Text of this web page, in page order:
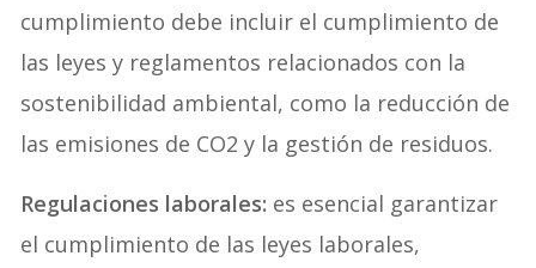
cumplimiento debe incluir el cumplimiento de
las leyes y reglamentos relacionados con la
sostenibilidad ambiental, como la reducción de
las emisiones de CO2 y la gestión de residuos.
Regulaciones laborales: es esencial garantizar
el cumplimiento de las leyes laborales,